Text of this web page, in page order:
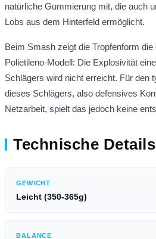
natürliche Gummierung mit, die auch
Lobs aus dem Hinterfeld ermöglicht.
Beim Smash zeigt die Tropfenform
Polietileno-Modell: Die Explosivität
Schlägers wird nicht erreicht. Für den
dieses Schlägers, also defensives
Netzarbeit, spielt das jedoch keine
Technische Details
GEWICHT
Leicht (350-365g)
BALANCE